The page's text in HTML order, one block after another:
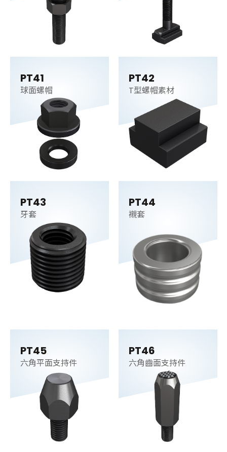
PT41
球面螺帽
PT42
T型螺帽素材
PT43
牙套
PT44
襯套
PT45
六角平面支持件
PT46
六角齒面支持件